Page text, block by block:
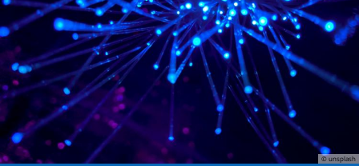
© unsplash